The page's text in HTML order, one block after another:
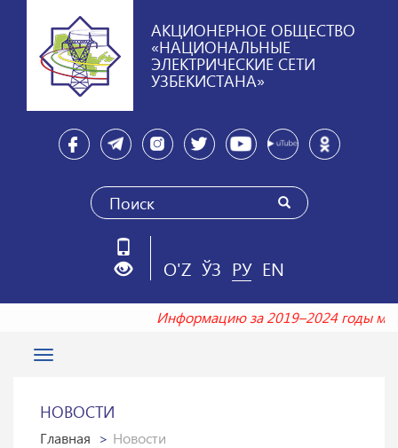
АКЦИОНЕРНОЕ ОБЩЕСТВО
«НАЦИОНАЛЬНЫЕ
ЭЛЕКТРИЧЕСКИЕ СЕТИ
УЗБЕКИСТАНА»
O'Z ЎЗ РУ EN
Информацию за 2019–2024 годы
Toggle
НОВОСТИ
Главная Новости